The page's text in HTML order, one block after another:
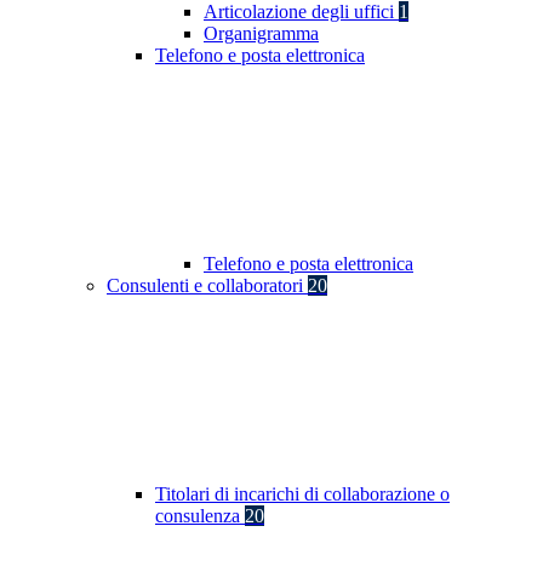
Articolazione degli uffici 1
Organigramma
Telefono e posta elettronica
Telefono e posta elettronica
Consulenti e collaboratori 20
Titolari di incarichi di collaborazione o
consulenza 20